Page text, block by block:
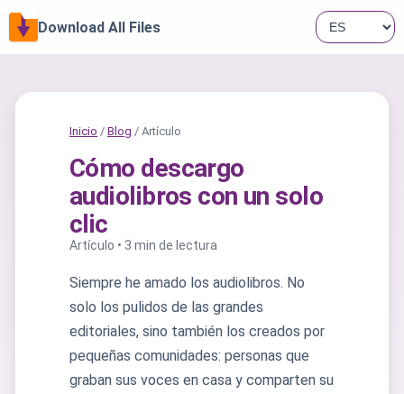
Download All Files
Inicio / Blog / Artículo
Cómo descargo
audiolibros con un solo
clic
Artículo • 3 min de lectura
Siempre he amado los audiolibros. No
solo los pulidos de las grandes
editoriales, sino también los creados por
pequeñas comunidades: personas que
graban sus voces en casa y comparten su